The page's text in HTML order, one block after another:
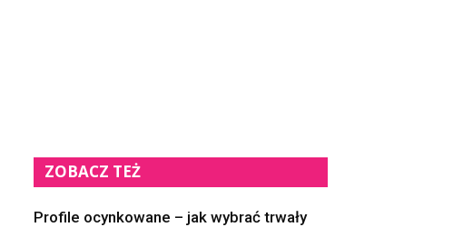
ZOBACZ TEŻ
Profile ocynkowane – jak wybrać trwały